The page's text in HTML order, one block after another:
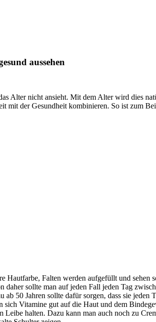
aussehen
Alter nicht ansieht. Mit dem Alter wird dies
mit der Gesundheit kombinieren. So ist zum
Hautfarbe, Falten werden aufgefüllt und
sollte man auf jeden Fall jeden Tag
50 Jahren sollte dafür sorgen, dass sie
Vitamine gut auf die Haut und dem
halten. Dazu kann man auch noch zu